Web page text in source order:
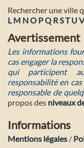
Rechercher une ville
L M NO PQ R ST U V
Avertissement
Les informations
cas engager la
qui participent
responsabilité en
responsable de
propos des niveaux
Informations
Mentions légales /